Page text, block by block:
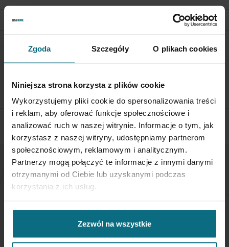
Zgoda Szczegóły O plikach cookies
Niniejsza strona korzysta z plików cookie
Wykorzystujemy pliki cookie do spersonalizowania treści
i reklam, aby oferować funkcje społecznościowe i
analizować ruch w naszej witrynie. Informacje o tym, jak
korzystasz z naszej witryny, udostępniamy partnerom
społecznościowym, reklamowym i analitycznym.
Partnerzy mogą połączyć te informacje z innymi danymi
otrzymanymi od Ciebie lub uzyskanymi podczas
korzystania z ich usług.
Zezwól na wszystkie
RETURN POLICY
If you wish to return a product, please contact Service
NEWSLETTER
If you want to be up to date, sign up to receive our
newsletter enter your email below.